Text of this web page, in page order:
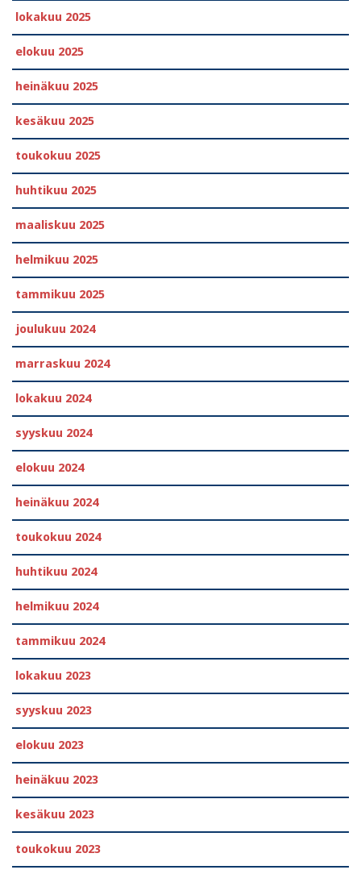
lokakuu 2025
elokuu 2025
heinäkuu 2025
kesäkuu 2025
toukokuu 2025
huhtikuu 2025
maaliskuu 2025
helmikuu 2025
tammikuu 2025
joulukuu 2024
marraskuu 2024
lokakuu 2024
syyskuu 2024
elokuu 2024
heinäkuu 2024
toukokuu 2024
huhtikuu 2024
helmikuu 2024
tammikuu 2024
lokakuu 2023
syyskuu 2023
elokuu 2023
heinäkuu 2023
kesäkuu 2023
toukokuu 2023